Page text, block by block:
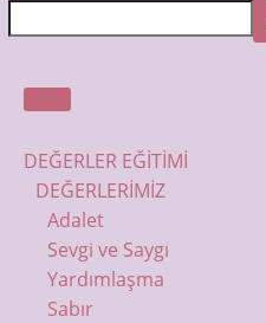
DEĞERLER EĞİTİMİ
DEĞERLERİMİZ
Adalet
Sevgi ve Saygı
Yardımlaşma
Sabır